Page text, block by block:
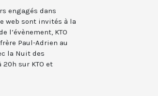
engagés dans
web sont invités à la
l’évènement, KTO
Paul-Adrien au
la Nuit des
sur KTO et